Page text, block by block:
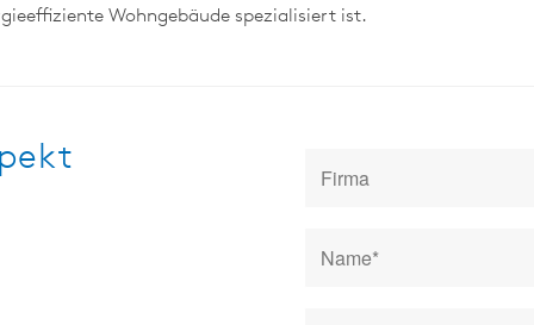
Wohngebäude spezialisiert ist.